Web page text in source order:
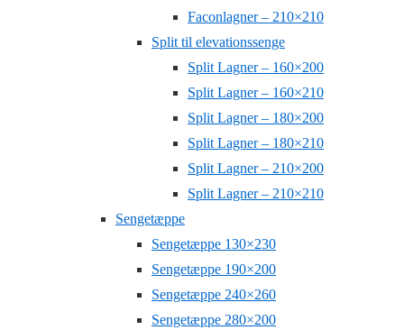
Faconlagner – 210×210
Split til elevationssenge
Split Lagner – 160×200
Split Lagner – 160×210
Split Lagner – 180×200
Split Lagner – 180×210
Split Lagner – 210×200
Split Lagner – 210×210
Sengetæppe
Sengetæppe 130×230
Sengetæppe 190×200
Sengetæppe 240×260
Sengetæppe 280×200